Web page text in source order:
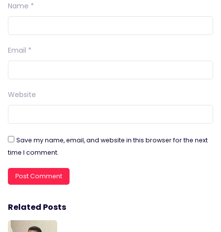
Name *
Email *
Website
Save my name, email, and website in this browser for the next
time I comment.
Related Posts